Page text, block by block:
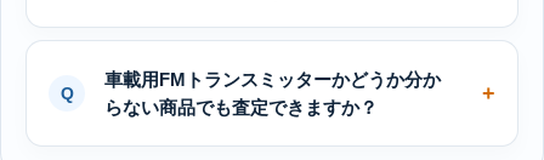
車載用FMトランスミッターかどうか分か
らない商品でも査定できますか？